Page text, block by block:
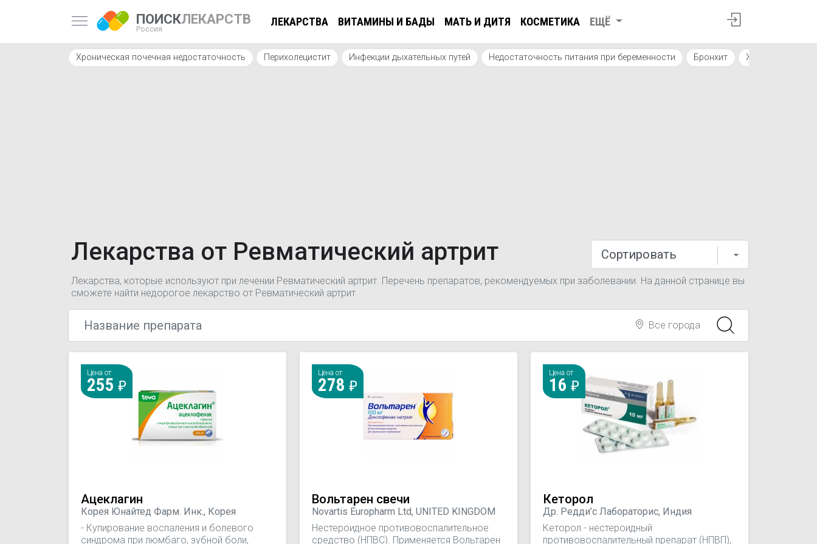
ПОИСКЛЕКАРСТВ
Россия
ЛЕКАРСТВА ВИТАМИНЫ И БАДЫ МАТЬ И ДИТЯ КОСМЕТИКА ЕЩЁ
Хроническая почечная недостаточность Перихолецистит Инфекции дыхательных путей Недостаточность питания при беременности Бронхит Жар
Лекарства от Ревматический артрит
Лекарства, которые используют при лечении Ревматический артрит. Перечень препаратов, рекомендуемых при заболевании. На данной странице вы
сможете найти недорогое лекарство от Ревматический артрит
Все города
Цена от
255
Ацеклагин
Корея Юнайтед Фарм. Инк., Корея
- Купирование воспаления и болевого
синдрома при люмбаго, зубной боли,
Цена от
278
Вольтарен свечи
Novartis Europharm Ltd, UNITED KINGDOM
Нестероидное противовоспалительное
средство (НПВС). Применяется Вольтарен
Цена от
16
Кеторол
Др. Редди’с Лабораторис, Индия
Кеторол - нестероидный
противовоспалительный препарат (НПВП),